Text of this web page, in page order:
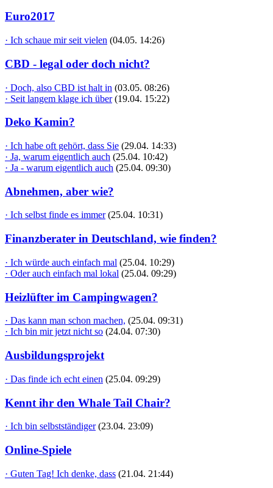
Euro2017
· Ich schaue mir seit vielen (04.05. 14:26)
CBD - legal oder doch nicht?
· Doch, also CBD ist halt in (03.05. 08:26)
· Seit langem klage ich über (19.04. 15:22)
Deko Kamin?
· Ich habe oft gehört, dass Sie (29.04. 14:33)
· Ja, warum eigentlich auch (25.04. 10:42)
· Ja - warum eigentlich auch (25.04. 09:30)
Abnehmen, aber wie?
· Ich selbst finde es immer (25.04. 10:31)
Finanzberater in Deutschland, wie finden?
· Ich würde auch einfach mal (25.04. 10:29)
· Oder auch einfach mal lokal (25.04. 09:29)
Heizlüfter im Campingwagen?
· Das kann man schon machen, (25.04. 09:31)
· Ich bin mir jetzt nicht so (24.04. 07:30)
Ausbildungsprojekt
· Das finde ich echt einen (25.04. 09:29)
Kennt ihr den Whale Tail Chair?
· Ich bin selbstständiger (23.04. 23:09)
Online-Spiele
· Guten Tag! Ich denke, dass (21.04. 21:44)